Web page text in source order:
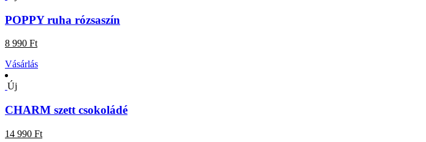
POPPY ruha rózsaszín
8 990 Ft
Vásárlás
Új
CHARM szett csokoládé
14 990 Ft